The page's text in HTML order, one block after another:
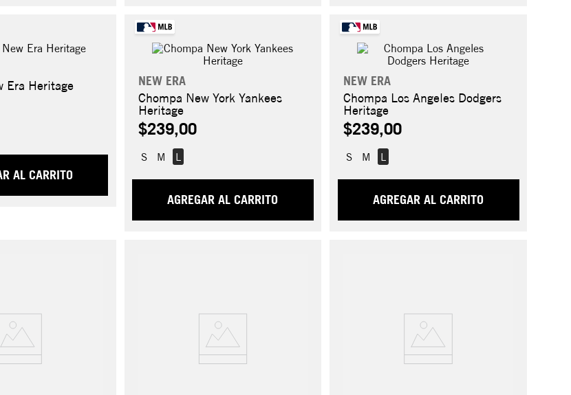
Era Heritage
AL CARRITO
NEW ERA
Chompa New York Yankees
Heritage
$239,00
L
M
S
AGREGAR AL CARRITO
NEW ERA
Chompa Los Angeles Dodgers
Heritage
$239,00
L
M
S
AGREGAR AL CARRITO